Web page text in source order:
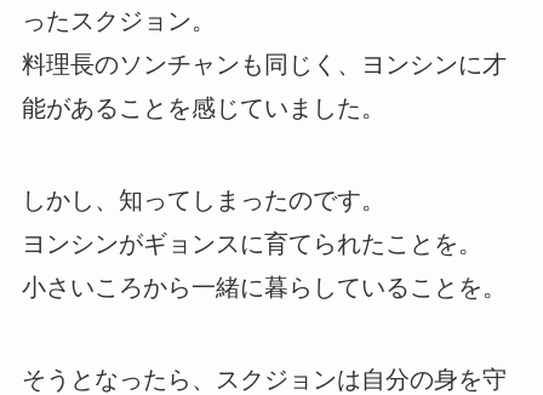
ったスクジョン。
料理長のソンチャンも同じく、ヨンシンに才
能があることを感じていました。
しかし、知ってしまったのです。
ヨンシンがギョンスに育てられたことを。
小さいころから一緒に暮らしていることを。
そうとなったら、スクジョンは自分の身を守